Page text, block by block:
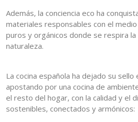
Además, la conciencia eco ha
materiales responsables con el
puros y orgánicos donde se respira
naturaleza.
La cocina española ha dejado su sello
apostando por una cocina de
el resto del hogar, con la calidad y el
sostenibles, conectados y armónicos: